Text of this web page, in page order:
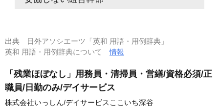
出典
日外アソシエーツ「英和 用語・用例辞典」
英和 用語・用例辞典について情報
「残業ほぼなし」用務員・清掃員・営繕/資格必須/正
職員/日勤のみ/デイサービス
株式会社いっしん/デイサービスここいち深谷